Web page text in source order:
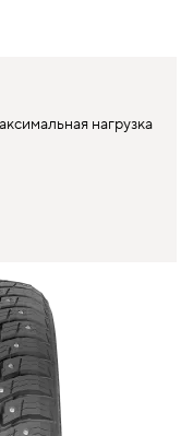
нагрузка